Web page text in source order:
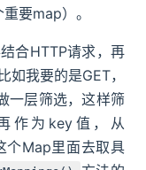
要map）。
合HTTP请求，再
我要的是GET，
一层筛选，这样筛
作为key值，从
个Map里面去取具